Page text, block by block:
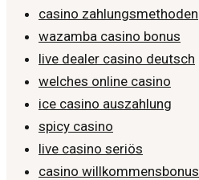
casino zahlungsmethoden
wazamba casino bonus
live dealer casino deutsch
welches online casino
ice casino auszahlung
spicy casino
live casino seriös
casino willkommensbonus